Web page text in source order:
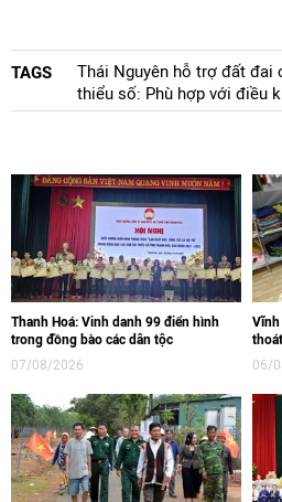
TAGS
Thái Nguyên hỗ trợ đất đai
thiểu số: Phù hợp với điều
Thanh Hoá: Vinh danh 99 điển hình
trong đồng bào các dân tộc
07/08/2026
Vĩnh
06/